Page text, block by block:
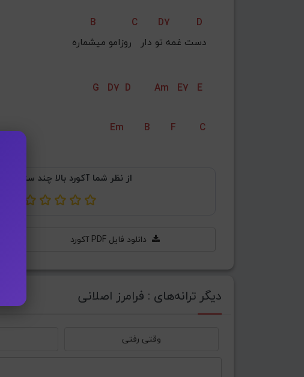
B C D7
D
دست غمه تو دار   روزامو میشماره
G D7 D Am E7 E
Em B F C
از نظر شما آکورد بالا چند ستاره دارد؟
دیگر ترانه‌های : فرامرز اصلانی
وقتی رفتی